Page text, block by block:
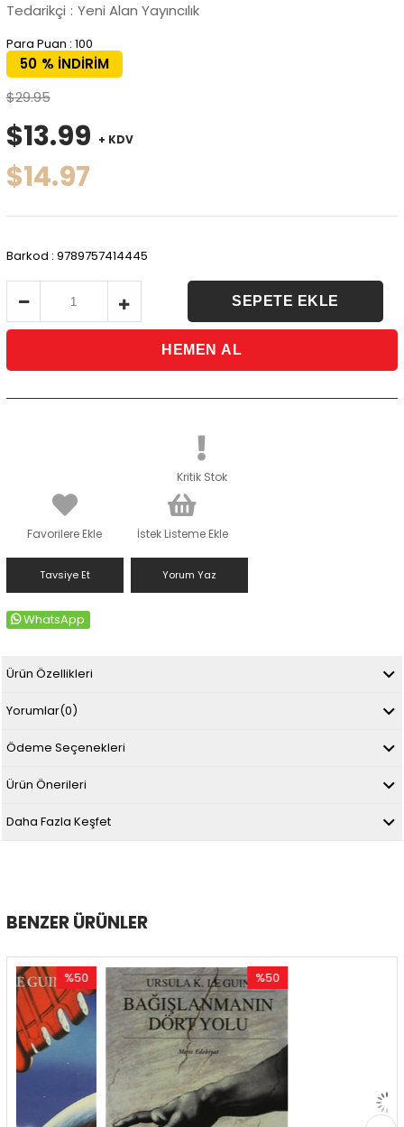
Tedarikçi : Yeni Alan Yayıncılık
Para Puan : 100
%
50
İNDIRIM
$29.95
$13.99 + KDV
$14.97
Barkod : 9789757414445
Kritik Stok
Favorilere Ekle İstek Listeme Ekle
Tavsiye Et Yorum Yaz
WhatsApp
Ürün Özellikleri
Yorumlar(0)
Ödeme Seçenekleri
Ürün Önerileri
Daha Fazla Keşfet
BENZER ÜRÜNLER
%50
İndirim
%50İndirim
%50
İndirim
%50İndirim